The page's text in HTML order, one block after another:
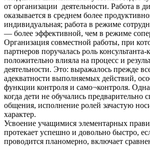
от организации деятельности. Работа в
оказывается в среднем более
индивидуальная; работа в режиме
— более эффективной, чем в режиме
Организация совместной работы, при
партнеров поручалась роль консультанта-
положительно влияла на процесс и
деятельности. Это: выражалось прежде
адекватности выполняемых действий,
функции контроля и само¬контроля.
когда дети не обучались предварительно
общения, исполнение ролей зачастую
характер.
Усвоение учащимися элементарных
протекает успешно и довольно быстро,
проводится планомерно, включает